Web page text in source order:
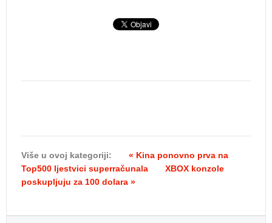
Više u ovoj kategoriji:
« Kina ponovno prva na
Top500 ljestvici superračunala
XBOX konzole
poskupljuju za 100 dolara »